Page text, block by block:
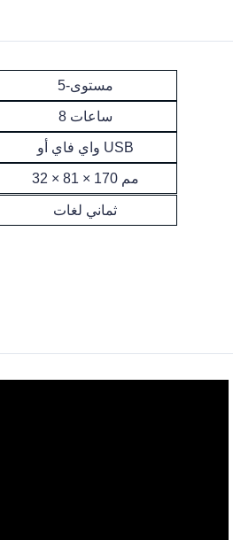
5-مستوى
8 ساعات
واي فاي أو USB
32 × 81 × 170 مم
ثماني لغات